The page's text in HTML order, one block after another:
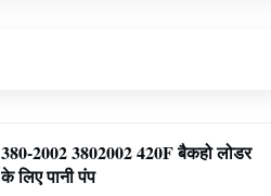
380-2002 3802002 420F बैकहो लोडर
के लिए पानी पंप